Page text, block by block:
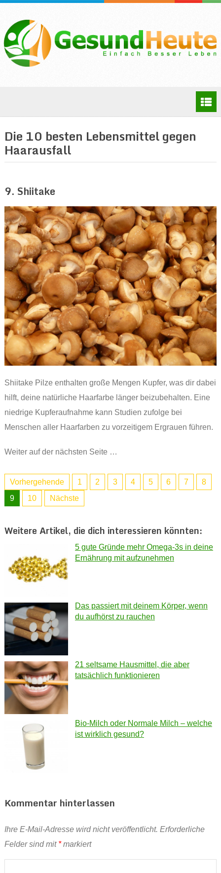
Die 10 besten Lebensmittel gegen
Haarausfall
9. Shiitake
Shiitake Pilze enthalten große Mengen Kupfer, was dir dabei
hilft, deine natürliche Haarfarbe länger beizubehalten. Eine
niedrige Kupferaufnahme kann Studien zufolge bei
Menschen aller Haarfarben zu vorzeitigem Ergrauen führen.
Weiter auf der nächsten Seite …
Vorhergehende 1 2 3 4 5 6 7
8
9
10 Nächste
Weitere Artikel, die dich interessieren könnten:
5 gute Gründe mehr Omega-3s in deine
Ernährung mit aufzunehmen
Das passiert mit deinem Körper, wenn
du aufhörst zu rauchen
21 seltsame Hausmittel, die aber
tatsächlich funktionieren
Bio-Milch oder Normale Milch – welche
ist wirklich gesund?
Kommentar hinterlassen
Ihre E-Mail-Adresse wird nicht veröffentlicht. Erforderliche
Felder sind mit *markiert